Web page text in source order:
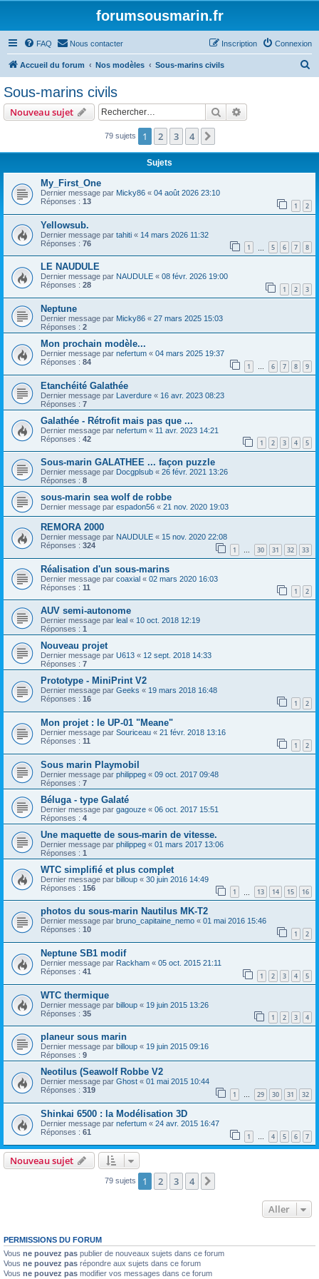
forumsousmarin.fr
FAQ Nous contacter Connexion
Inscription
Accueil du forum Nos modèles Sous-marins civils
e
r
Sous-marins civils
Nouveau sujet Rechercher
79 sujets 1 2 3 4
Sujets
My_First_One
Dernier message par Micky86 « 04 août 2026 23:10
Réponses : 13 1 2
Yellowsub.
Dernier message par tahiti « 14 mars 2026 11:32
Réponses : 76 1 5 6 7 8
LE NAUDULE
Dernier message par NAUDULE « 08 févr. 2026 19:00
Réponses : 28 1 2 3
Neptune
Dernier message par Micky86 « 27 mars 2025 15:03
Réponses : 2
Mon prochain modèle...
Dernier message par nefertum « 04 mars 2025 19:37
Réponses : 84 1 … 6 7 8 9
Etanchéité Galathée
Dernier message par Laverdure « 16 avr. 2023 08:23
Réponses : 7
Galathée - Rétrofit mais pas que ...
Dernier message par nefertum « 11 avr. 2023 14:21
Réponses : 42 1 2 3 4 5
Sous-marin GALATHEE ... façon puzzle
Dernier message par Docgplsub « 26 févr. 2021 13:26
Réponses : 8
sous-marin sea wolf de robbe
Dernier message par espadon56 « 21 nov. 2020 19:03
REMORA 2000
Dernier message par NAUDULE « 15 nov. 2020 22:08
Réponses : 324 1 … 30 31 32 33
Réalisation d'un sous-marins
Dernier message par coaxial « 02 mars 2020 16:03
Réponses : 11 1 2
AUV semi-autonome
Dernier message par leal « 10 oct. 2018 12:19
Réponses : 1
Nouveau projet
Dernier message par U613 « 12 sept. 2018 14:33
Réponses : 7
Prototype - MiniPrint V2
Dernier message par Geeks « 19 mars 2018 16:48
Réponses : 16 1 2
Mon projet : le UP-01 "Meane"
Dernier message par Souriceau « 21 févr. 2018 13:16
Réponses : 11 1 2
Sous marin Playmobil
Dernier message par philippeg « 09 oct. 2017 09:48
Réponses : 7
Béluga - type Galaté
Dernier message par gagouze « 06 oct. 2017 15:51
Réponses : 4
Une maquette de sous-marin de vitesse.
Dernier message par philippeg « 01 mars 2017 13:06
Réponses : 1
WTC simplifié et plus complet
Dernier message par billoup « 30 juin 2016 14:49
Réponses : 156 1 13 14 15 16
photos du sous-marin Nautilus MK-T2
Dernier message par bruno_capitaine_nemo « 01 mai 2016 15:46
Réponses : 10 1 2
Neptune SB1 modif
Dernier message par Rackham « 05 oct. 2015 21:11
Réponses : 41 1 2 3 4 5
WTC thermique
Dernier message par billoup « 19 juin 2015 13:26
Réponses : 35 1 2 3 4
planeur sous marin
Dernier message par billoup « 19 juin 2015 09:16
Réponses : 9
Neotilus (Seawolf Robbe V2
Dernier message par Ghost « 01 mai 2015 10:44
Réponses : 319 1 … 29 30 31 32
Shinkai 6500 : la Modélisation 3D
Dernier message par nefertum « 24 avr. 2015 16:47
Réponses : 61 1 … 4 5 6 7
Nouveau sujet
79 sujets 1 2 3 4
Aller
PERMISSIONS DU FORUM
Vous ne pouvez pas publier de nouveaux sujets dans ce forum
Vous ne pouvez pas répondre aux sujets dans ce forum
Vous ne pouvez pas modifier vos messages dans ce forum